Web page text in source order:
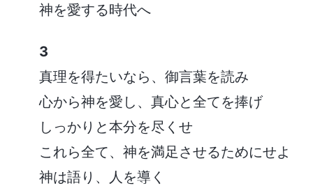
神を愛する時代へ
3
真理を得たいなら、御言葉を読み
心から神を愛し、真心と全てを捧げ
しっかりと本分を尽くせ
これら全て、神を満足させるためにせよ
神は語り、人を導く